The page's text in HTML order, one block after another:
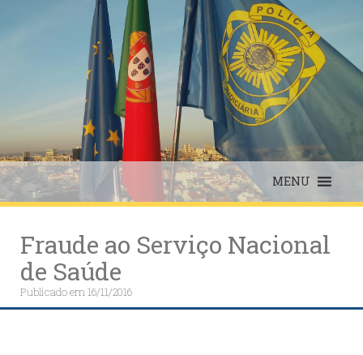
MENU
Fraude ao Serviço Nacional
de Saúde
Publicado em16/11/2016